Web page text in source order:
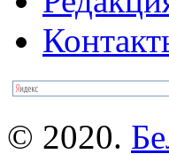
© 2020.